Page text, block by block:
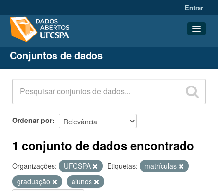
Entrar
Conjuntos de dados
Organizações
Grupos
Sobre
Conjuntos de dados
Ordenar por
1 conjunto de dados encontrado
Organizações: UFCSPA Etiquetas:
matrículas
graduação
alunos